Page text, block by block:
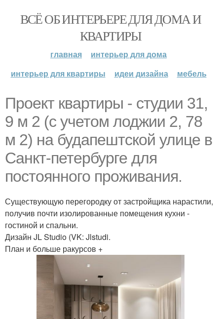
ВСЁ ОБ ИНТЕРЬЕРЕ ДЛЯ ДОМА И
КВАРТИРЫ
главная
интерьер для дома
интерьер для квартиры
идеи дизайна мебель
Проект квартиры - студии 31,
9 м 2 (с учетом лоджии 2, 78
м 2) на будапештской улице в
Санкт-петербурге для
постоянного проживания.
Существующую перегородку от застройщика нарастили,
получив почти изолированные помещения кухни -
гостиной и спальни.
Дизайн JL Studio (VK: Jlstudi.
План и больше ракурсов +